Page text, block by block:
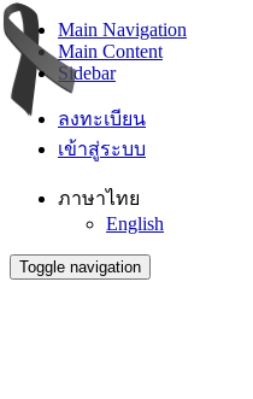
Main Navigation
Main Content
Sidebar
ลงทะเบียน
เข้าสู่ระบบ
ภาษาไทย
English
Toggle navigation